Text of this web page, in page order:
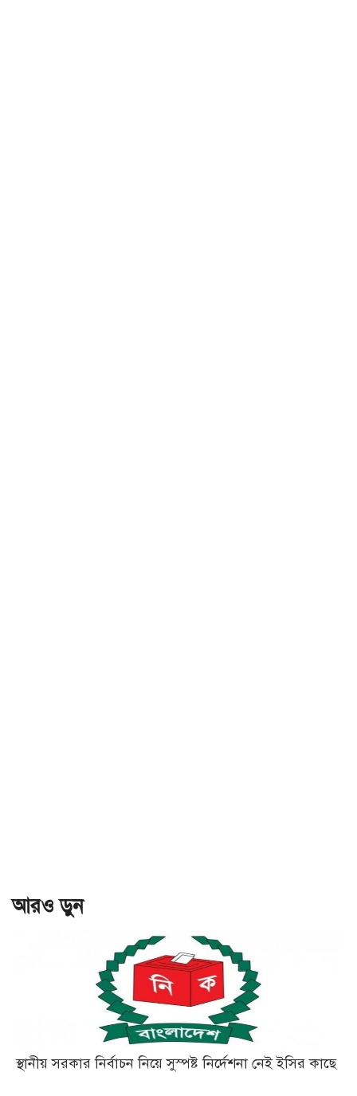
আরও ড়ুন
স্থানীয় সরকার নির্বাচন নিয়ে সুস্পষ্ট নির্দেশনা নেই ইসির কাছে